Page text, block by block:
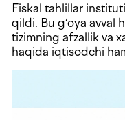
Fiskal tahlillar
qildi. Bu g‘oya avval
tizimning afzallik va
haqida iqtisodchi